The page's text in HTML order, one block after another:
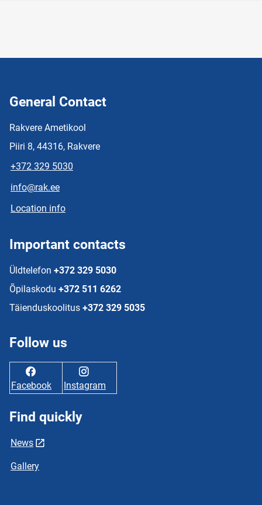
General Contact
Rakvere Ametikool
Piiri 8, 44316, Rakvere
+372 329 5030
info@rak.ee
Location info
Important contacts
Üldtelefon +372 329 5030
Õpilaskodu +372 511 6262
Täienduskoolitus +372 329 5035
Follow us
Facebook Instagram
Find quickly
News
Gallery